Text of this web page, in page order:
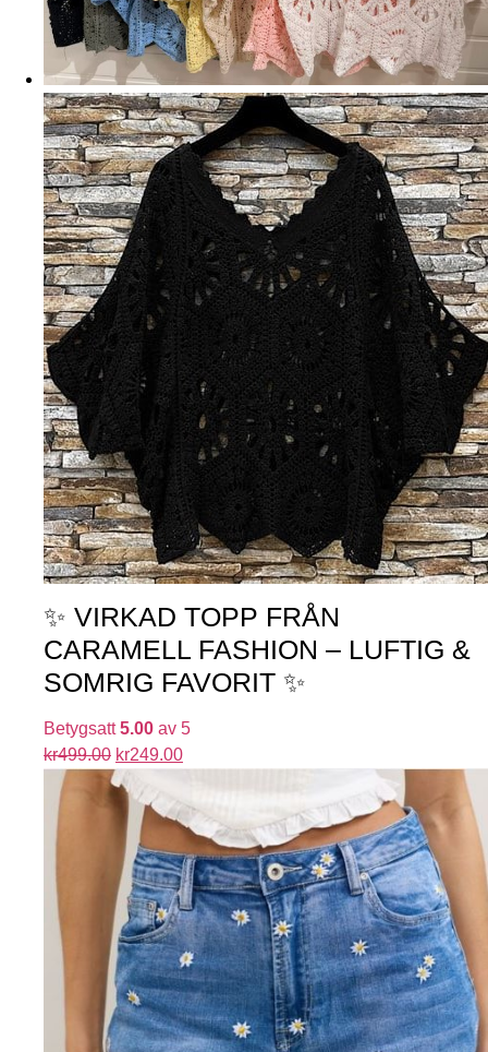
✨ VIRKAD TOPP FRÅN
CARAMELL FASHION – LUFTIG &
SOMRIG FAVORIT ✨
Betygsatt5.00 av 5
kr499.00 kr249.00